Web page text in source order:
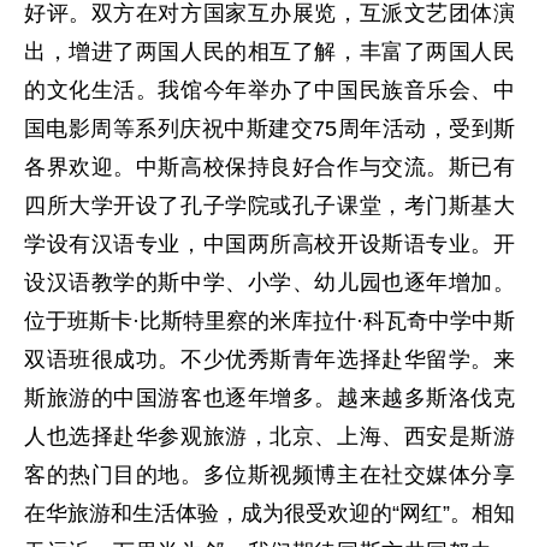
好评。双方在对方国家互办展览，互派文艺团体演
出，增进了两国人民的相互了解，丰富了两国人民
的文化生活。我馆今年举办了中国民族音乐会、中
国电影周等系列庆祝中斯建交75周年活动，受到斯
各界欢迎。中斯高校保持良好合作与交流。斯已有
四所大学开设了孔子学院或孔子课堂，考门斯基大
学设有汉语专业，中国两所高校开设斯语专业。开
设汉语教学的斯中学、小学、幼儿园也逐年增加。
位于班斯卡·比斯特里察的米库拉什·科瓦奇中学中斯
双语班很成功。不少优秀斯青年选择赴华留学。来
斯旅游的中国游客也逐年增多。越来越多斯洛伐克
人也选择赴华参观旅游，北京、上海、西安是斯游
客的热门目的地。多位斯视频博主在社交媒体分享
在华旅游和生活体验，成为很受欢迎的“网红”。相知